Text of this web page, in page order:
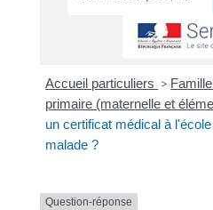
Accueil particuliers >
primaire (maternelle et
un certificat médical à
malade ?
Question-réponse